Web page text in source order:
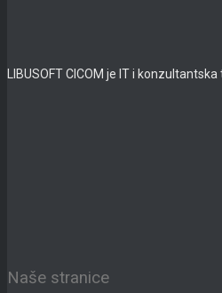
LIBUSOFT CICOM je IT i
Naše stranice